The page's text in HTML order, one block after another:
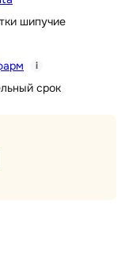
шипучие
i
срок